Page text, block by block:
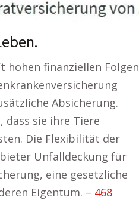
finanziellen Folgen
Absicherung.
dass sie ihre Tiere
Die Flexibilität der
Unfalldeckung für
eine gesetzliche
Eigentum. – 468